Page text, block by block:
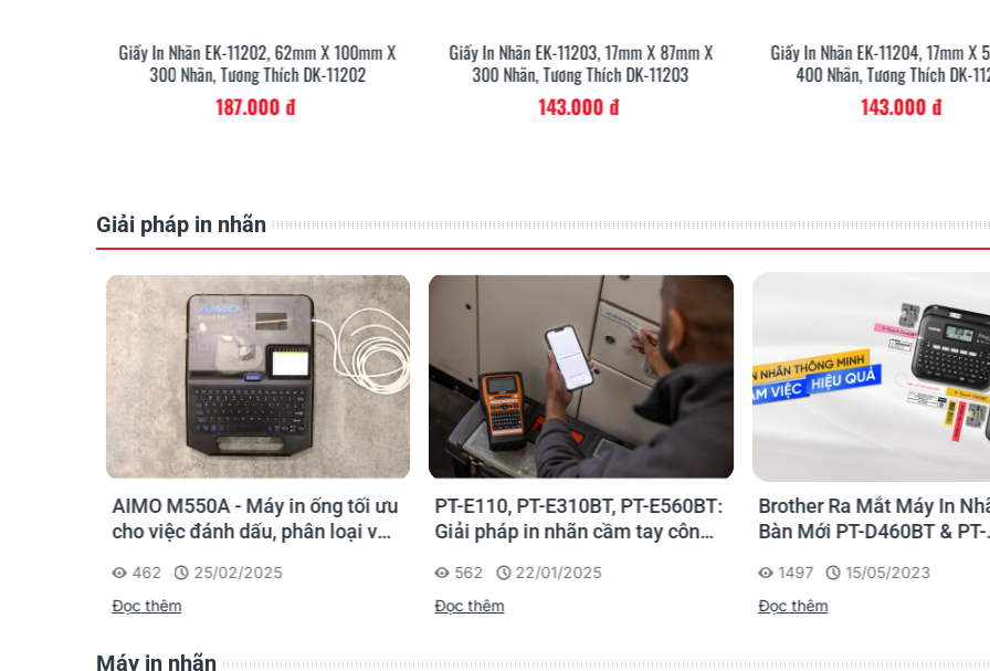
Khách sạn - Resort
Đọc ngay
Nhà hàng - Dịch
Đọc ngay
Giấy In Nhãn EK-11202, 62mm X 100mm X
300 Nhãn, Tương Thích DK-11202
187.000 đ
Giấy In Nhãn EK-11203, 17mm X 87mm X
300 Nhãn, Tương Thích DK-11203
143.000 đ
Giấy In Nhãn EK-11204, 17mm X
400 Nhãn, Tương Thích DK-
143.000 đ
Giải pháp in nhãn
AIMO M550A - Máy in ống tối ưu
cho việc đánh dấu, phân loại và
462
25/02/2025
Đọc thêm
PT-E110, PT-E310BT, PT-E560BT:
Giải pháp in nhãn cầm tay công
562
22/01/2025
Đọc thêm
Brother Ra Mắt Máy In
Bàn Mới PT-D460BT & PT-
Cho Dân Văn Phòng
1497
15/05/2023
Đọc thêm
Máy in nhãn